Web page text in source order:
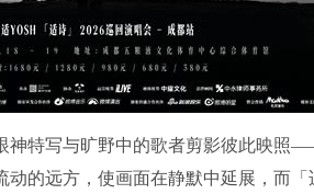
神特写与旷野中的歌者剪影彼此映照
的远方，使画面在静默中延展，而